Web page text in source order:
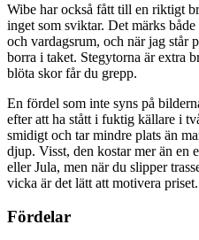
Wibe har också fått till en riktigt
inget som sviktar. Det märks
och vardagsrum, och när jag står
borra i taket. Stegytorna är extra
blöta skor får du grepp.
En fördel som inte syns på
efter att ha stått i fuktig källare i
smidigt och tar mindre plats än
djup. Visst, den kostar mer än en
eller Jula, men när du slipper
vicka är det lätt att motivera priset.
Fördelar